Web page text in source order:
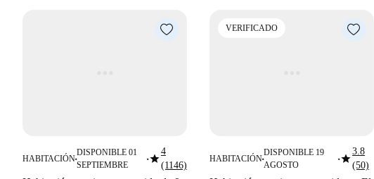
HABITACIÓN■
DISPONIBLE 01
SEPTIEMBRE
■star4
(1146)
VERIFICADO
HABITACIÓN■
DISPONIBLE 19
AGOSTO
■star3.8
(50)